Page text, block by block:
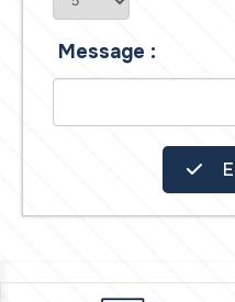
Message :